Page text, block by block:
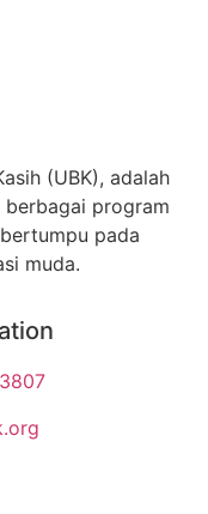
(UBK), adalah
berbagai program
pada
muda.